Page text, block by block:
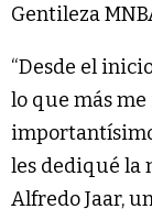
Gentileza
“Desde el
lo que más
les dediqué la
Alfredo Jaar,